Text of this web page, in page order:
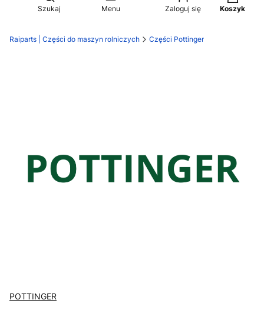
Szukaj Menu Zaloguj się Koszyk
Raiparts | Części do maszyn rolniczych Części Pottinger
POTTINGER